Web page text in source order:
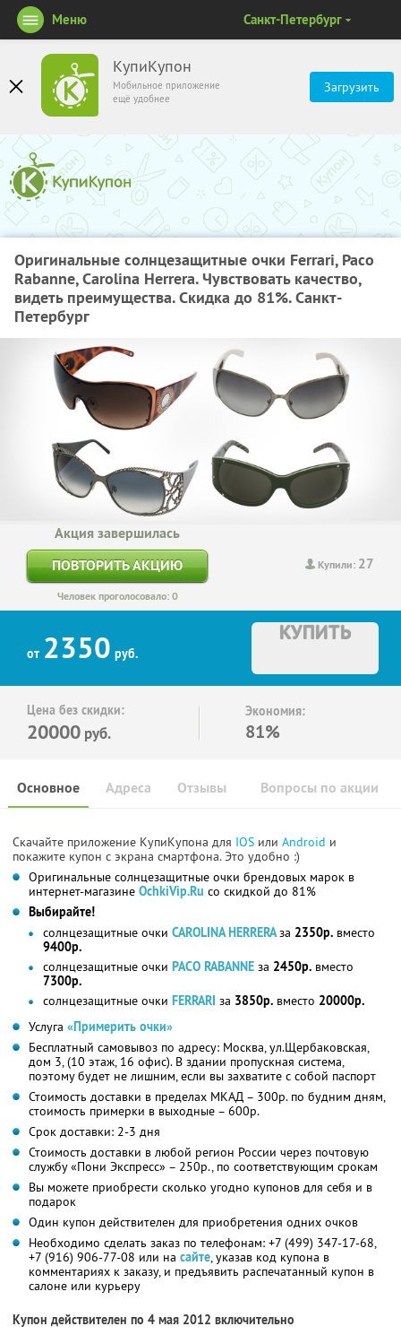
КупиКупон
Мобильное приложение
ещё удобнее
Загрузить
Меню Санкт-Петербург
Оригинальные солнцезащитные очки Ferrari, Paco
Rabanne, Carolina Herrera. Чувствовать качество,
видеть преимущества. Скидка до 81%. Санкт-
Петербург
Купили: 27
Акция завершилась
ПОВТОРИТЬ АКЦИЮ
Человек проголосовало: 0
от 2350 руб.
КУПИТЬ
Цена без скидки:
20000 руб.
Экономия:
81%
Основное Отзывы Вопросы по акции
Адреса
Скачайте приложение КупиКупона для IOS или Android и
покажите купон с экрана смартфона. Это удобно :)
Оригинальные солнцезащитные очки брендовых марок в
интернет-магазине OchkiVip.Ru со скидкой до 81%
Выбирайте!
солнцезащитные очки CAROLINA HERRERAза 2350р. вместо
9400р.
солнцезащитные очки PACO RABANNE за 2450р. вместо
7300р.
солнцезащитные очки FERRARI за 3850р. вместо 20000р.
Услуга «Примерить очки»
Бесплатный самовывоз по адресу: Москва, ул.Щербаковская,
дом 3, (10 этаж, 16 офис). В здании пропускная система,
поэтому будет не лишним, если вы захватите с собой паспорт
Стоимость доставки в пределах МКАД – 300р. по будним дням,
стоимость примерки в выходные – 600р.
Срок доставки: 2-3 дня
Стоимость доставки в любой регион России через почтовую
службу «Пони Экспресс» – 250р., по соответствующим срокам
Вы можете приобрести сколько угодно купонов для себя и в
подарок
Один купон действителен для приобретения одних очков
Необходимо сделать заказ по телефонам: +7 (499) 347-17-68,
+7 (916) 906-77-08 или на сайте, указав код купона в
комментариях к заказу, и предъявить распечатанный купон в
салоне или курьеру
Купон действителен по 4 мая 2012 включительно